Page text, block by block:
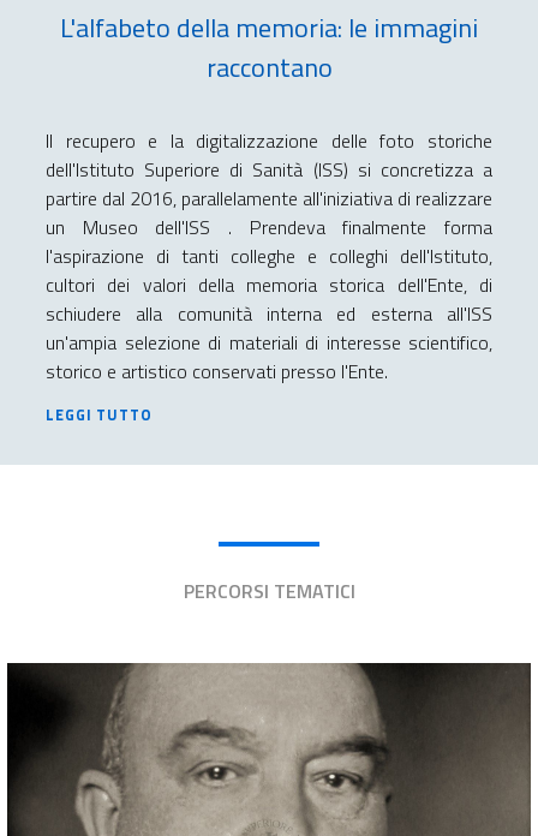
L'alfabeto della memoria: le immagini
raccontano
Il recupero e la digitalizzazione delle foto storiche
dell'Istituto Superiore di Sanità (ISS) si concretizza a
partire dal 2016, parallelamente all'iniziativa di realizzare
un Museo dell'ISS . Prendeva finalmente forma
l'aspirazione di tanti colleghe e colleghi dell'Istituto,
cultori dei valori della memoria storica dell'Ente, di
schiudere alla comunità interna ed esterna all'ISS
un'ampia selezione di materiali di interesse scientifico,
storico e artistico conservati presso l'Ente.
LEGGI TUTTO
PERCORSI TEMATICI